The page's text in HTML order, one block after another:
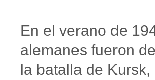
En el verano de
alemanes fueron
la batalla de